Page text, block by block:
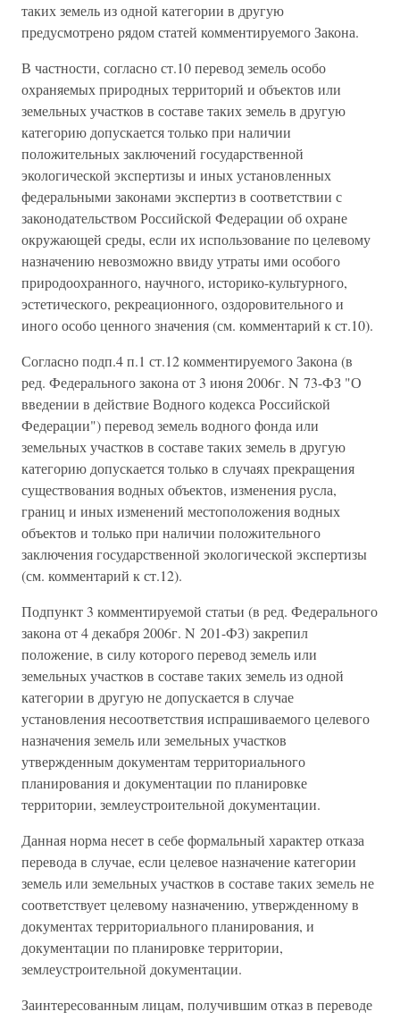
таких земель из одной категории в другую
предусмотрено рядом статей комментируемого Закона.
В частности, согласно ст.10 перевод земель особо
охраняемых природных территорий и объектов или
земельных участков в составе таких земель в другую
категорию допускается только при наличии
положительных заключений государственной
экологической экспертизы и иных установленных
федеральными законами экспертиз в соответствии с
законодательством Российской Федерации об охране
окружающей среды, если их использование по целевому
назначению невозможно ввиду утраты ими особого
природоохранного, научного, историко-культурного,
эстетического, рекреационного, оздоровительного и
иного особо ценного значения (см. комментарий к ст.10).
Согласно подп.4 п.1 ст.12 комментируемого Закона (в
ред. Федерального закона от 3 июня 2006г. N 73-ФЗ "О
введении в действие Водного кодекса Российской
Федерации") перевод земель водного фонда или
земельных участков в составе таких земель в другую
категорию допускается только в случаях прекращения
существования водных объектов, изменения русла,
границ и иных изменений местоположения водных
объектов и только при наличии положительного
заключения государственной экологической экспертизы
(см. комментарий к ст.12).
Подпункт 3 комментируемой статьи (в ред. Федерального
закона от 4 декабря 2006г. N 201-ФЗ) закрепил
положение, в силу которого перевод земель или
земельных участков в составе таких земель из одной
категории в другую не допускается в случае
установления несоответствия испрашиваемого целевого
назначения земель или земельных участков
утвержденным документам территориального
планирования и документации по планировке
территории, землеустроительной документации.
Данная норма несет в себе формальный характер отказа
перевода в случае, если целевое назначение категории
земель или земельных участков в составе таких земель не
соответствует целевому назначению, утвержденному в
документах территориального планирования, и
документации по планировке территории,
землеустроительной документации.
Заинтересованным лицам, получившим отказ в переводе